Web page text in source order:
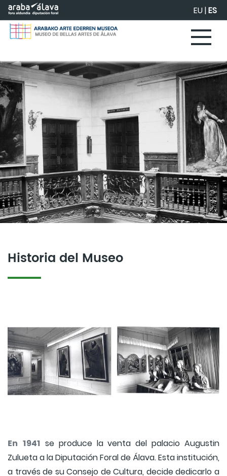
Saltar al contenido principal EU|ES
Historia del Museo
En 1941 se produce la venta del palacio Augustin
Zulueta a la Diputación Foral de Álava. Esta institución,
a través de su Consejo de Cultura, decide dedicarlo a